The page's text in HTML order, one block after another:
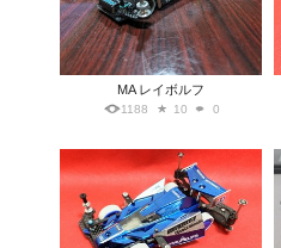
MA レイボルフ
1188 10 0